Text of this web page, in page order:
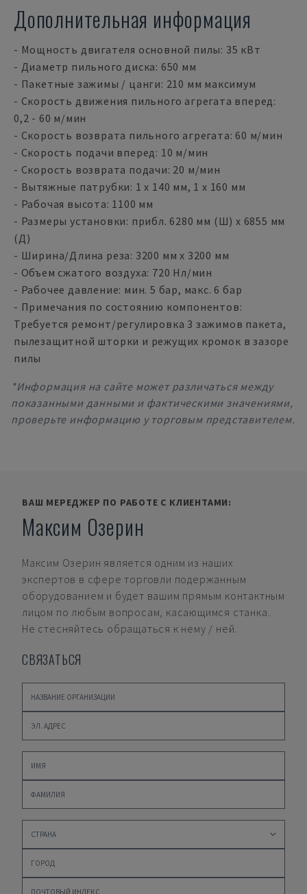
Дополнительная информация
- Мощность двигателя основной пилы: 35 кВт
- Диаметр пильного диска: 650 мм
- Пакетные зажимы / цанги: 210 мм максимум
- Скорость движения пильного агрегата вперед:
0,2 - 60 м/мин
- Скорость возврата пильного агрегата: 60 м/мин
- Скорость подачи вперед: 10 м/мин
- Скорость возврата подачи: 20 м/мин
- Вытяжные патрубки: 1 x 140 мм, 1 x 160 мм
- Рабочая высота: 1100 мм
- Размеры установки: прибл. 6280 мм (Ш) x 6855 мм
(Д)
- Ширина/Длина реза: 3200 мм x 3200 мм
- Объем сжатого воздуха: 720 Нл/мин
- Рабочее давление: мин. 5 бар, макс. 6 бар
- Примечания по состоянию компонентов:
Требуется ремонт/регулировка 3 зажимов пакета,
пылезащитной шторки и режущих кромок в зазоре
пилы
*Информация на сайте может различаться между
показанными данными и фактическими значениями,
проверьте информацию у торговым представителем.
ВАШ МЕРЕДЖЕР ПО РАБОТЕ С КЛИЕНТАМИ:
Максим Озерин
Максим Озерин является одним из наших
экспертов в сфере торговли подержанным
оборудованием и будет вашим прямым контактным
лицом по любым вопросам, касающимся станка.
Не стесняйтесь обращаться к нему / ней.
СВЯЗАТЬСЯ